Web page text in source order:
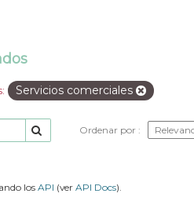
Servicios comerciales
Ordenar por
los API (ver API Docs).